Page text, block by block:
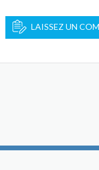
LAISSEZ UN